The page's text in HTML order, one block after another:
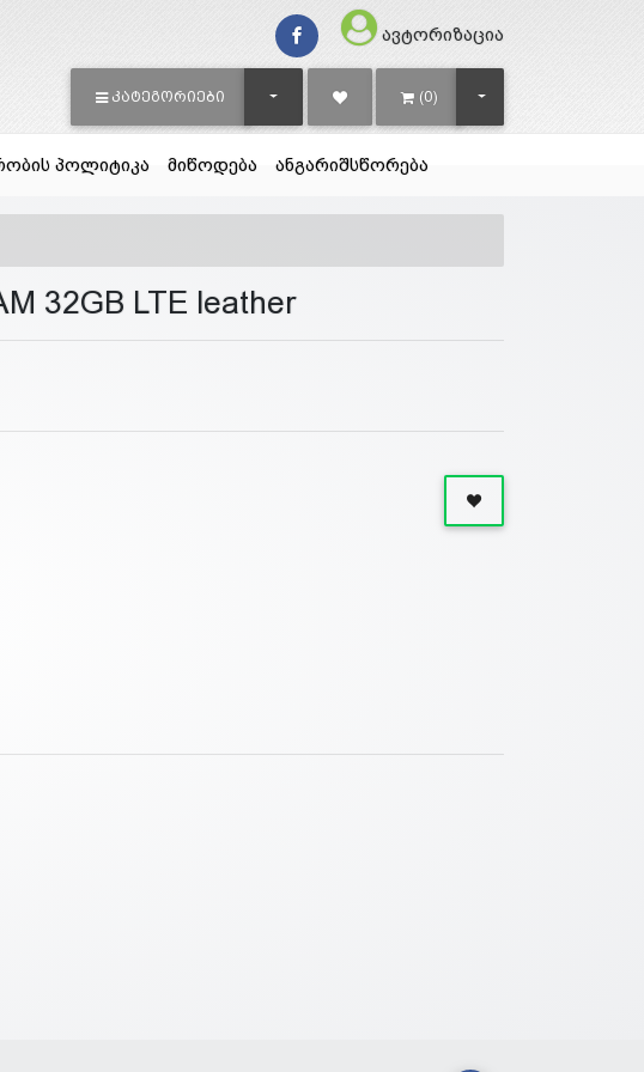
ავტორიზაცია
ᲙᲐᲢᲔᲒᲝᲠᲘᲔᲑᲘ TOGGLE DROPDOWN(0) TOGGLE DROPDOWN
პოლიტიკა მიწოდება ანგარიშსწორება
32GB LTE leather